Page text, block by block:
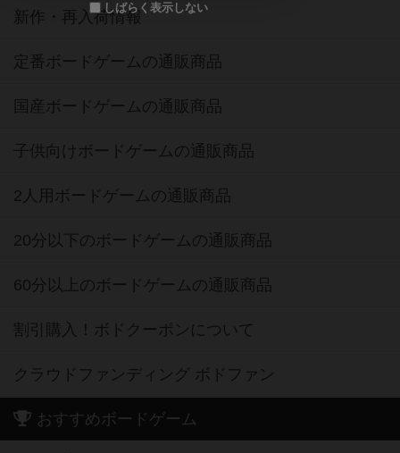
しばらく表示しない
新作・再入荷情報
定番ボードゲームの通販商品
国産ボードゲームの通販商品
子供向けボードゲームの通販商品
2人用ボードゲームの通販商品
20分以下のボードゲームの通販商品
60分以上のボードゲームの通販商品
割引購入！ボドクーポンについて
クラウドファンディング ボドファン
おすすめボードゲーム